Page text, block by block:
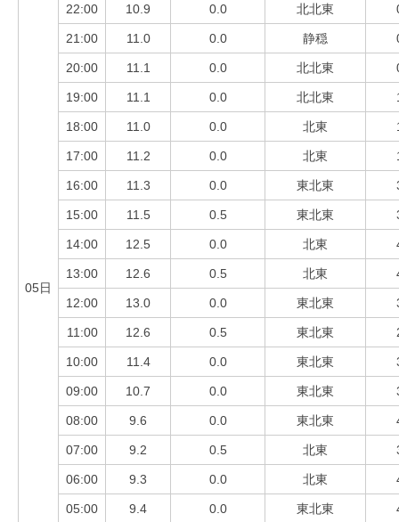
05日
22:00 10.9 0.0 北北東
21:00 11.0 0.0 静穏
20:00 11.1 0.0 北北東
19:00 11.1 0.0 北北東
18:00 11.0 0.0 北東
17:00 11.2 0.0 北東
16:00 11.3 0.0 東北東
15:00 11.5 0.5 東北東
14:00 12.5 0.0 北東
13:00 12.6 0.5 北東
12:00 13.0 0.0 東北東
11:00 12.6 0.5 東北東
10:00 11.4 0.0 東北東
09:00 10.7 0.0 東北東
08:00 9.6 0.0 東北東
07:00 9.2 0.5 北東
06:00 9.3 0.0 北東
05:00 9.4 0.0 東北東